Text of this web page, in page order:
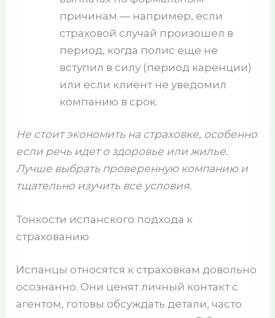
причинам — например, если
страховой случай произошел в
период, когда полис еще не
вступил в силу (период каренции)
или если клиент не уведомил
компанию в срок.
Не стоит экономить на страховке, особенно
если речь идет о здоровье или жилье.
Лучше выбрать проверенную компанию и
тщательно изучить все условия.
Тонкости испанского подхода к
страхованию
Испанцы относятся к страховкам довольно
осознанно. Они ценят личный контакт с
агентом, готовы обсуждать детали, часто